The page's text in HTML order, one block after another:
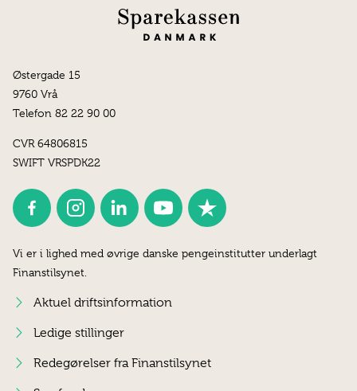
Østergade 15
9760 Vrå
Telefon 82 22 90 00
CVR 64806815
SWIFT VRSPDK22
Vi er i lighed med øvrige danske pengeinstitutter underlagt
Finanstilsynet.
Aktuel driftsinformation
Ledige stillinger
Redegørelser fra Finanstilsynet